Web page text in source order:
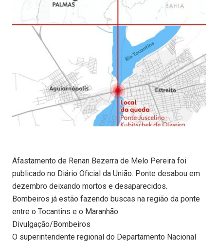
Afastamento de Renan Bezerra de Melo Pereira foi
publicado no Diário Oficial da União. Ponte desabou em
dezembro deixando mortos e desaparecidos.
Bombeiros já estão fazendo buscas na região da ponte
entre o Tocantins e o Maranhão
Divulgação/Bombeiros
O superintendente regional do Departamento Nacional